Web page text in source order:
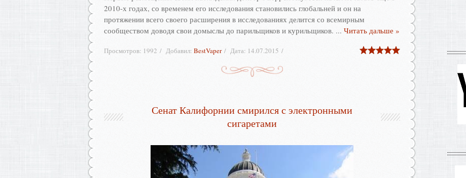
2010-х годах, со временем его исследования становились глобальней и он на
протяжении всего своего расширения в исследованиях делится со всемирным
сообществом доводя свои домыслы до парильщиков и курильщиков. ... Читать дальше »
Просмотров: 1992 Добавил: BestVaper Дата: 14.07.2015
Сенат Калифорнии смирился с электронными
сигаретами